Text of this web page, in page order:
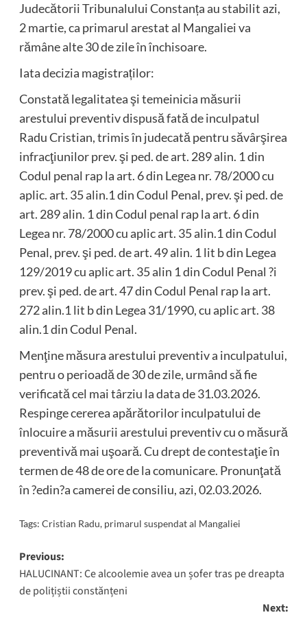
Judecătorii Tribunalului Constanța au stabilit azi,
2 martie, ca primarul arestat al Mangaliei va
rămâne alte 30 de zile în închisoare.
Iata decizia magistraților:
Constată legalitatea şi temeinicia măsurii
arestului preventiv dispusă fată de inculpatul
Radu Cristian, trimis în judecată pentru săvârşirea
infracţiunilor prev. şi ped. de art. 289 alin. 1 din
Codul penal rap la art. 6 din Legea nr. 78/2000 cu
aplic. art. 35 alin.1 din Codul Penal, prev. şi ped. de
art. 289 alin. 1 din Codul penal rap la art. 6 din
Legea nr. 78/2000 cu aplic art. 35 alin.1 din Codul
Penal, prev. şi ped. de art. 49 alin. 1 lit b din Legea
129/2019 cu aplic art. 35 alin 1 din Codul Penal ?i
prev. şi ped. de art. 47 din Codul Penal rap la art.
272 alin.1 lit b din Legea 31/1990, cu aplic art. 38
alin.1 din Codul Penal.
Menţine măsura arestului preventiv a inculpatului,
pentru o perioadă de 30 de zile, urmând să fie
verificată cel mai târziu la data de 31.03.2026.
Respinge cererea apărătorilor inculpatului de
înlocuire a măsurii arestului preventiv cu o măsură
preventivă mai uşoară. Cu drept de contestaţie în
termen de 48 de ore de la comunicare. Pronunţată
în ?edin?a camerei de consiliu, azi, 02.03.2026.
Tags: Cristian Radu, primarul suspendat al Mangaliei
Post
navigation
Previous:
HALUCINANT: Ce alcoolemie avea un șofer tras pe dreapta
de polițiștii constănțeni
Next: